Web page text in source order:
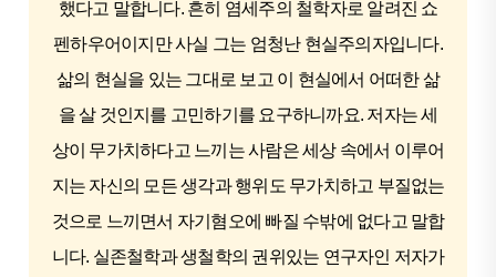
했다고 말합니다. 흔히 염세주의 철학자로 알려진 쇼
펜하우어이지만 사실 그는 엄청난 현실주의자입니다.
삶의 현실을 있는 그대로 보고 이 현실에서 어떠한 삶
을 살 것인지를 고민하기를 요구하니까요. 저자는 세
상이 무가치하다고 느끼는 사람은 세상 속에서 이루어
지는 자신의 모든 생각과 행위도 무가치하고 부질없는
것으로 느끼면서 자기혐오에 빠질 수밖에 없다고 말합
니다. 실존철학과 생철학의 권위있는 연구자인 저자가